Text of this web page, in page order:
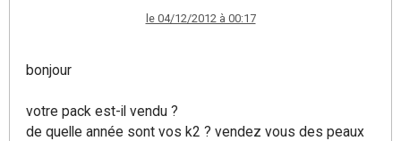
le 04/12/2012 à 00:17
bonjour
votre pack est-il vendu ?
de quelle année sont vos k2 ? vendez vous des peaux